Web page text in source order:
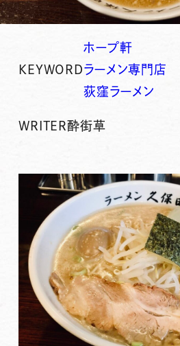
KEYWORD
ホープ軒
ラーメン専門店
荻窪ラーメン
WRITER酔街草